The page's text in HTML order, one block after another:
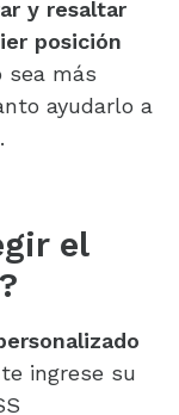
y resaltar
posición
sea más
ayudarlo a
el
ingrese su